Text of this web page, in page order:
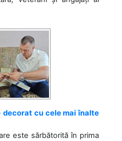
decorat cu cele mai înalte
este sărbătorită în prima